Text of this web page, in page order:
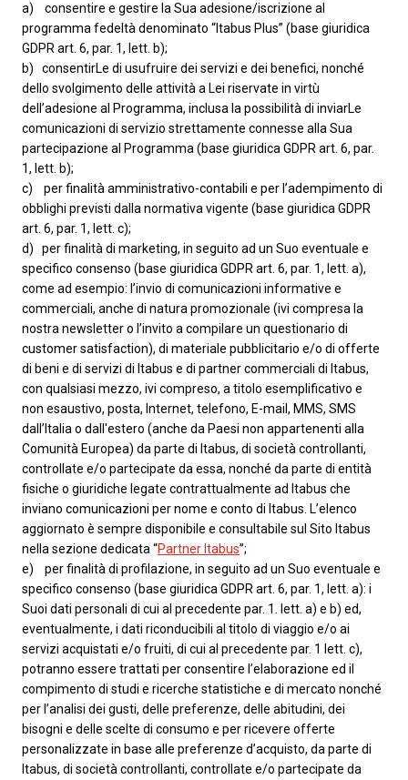
a) consentire e gestire la Sua adesione/iscrizione al
programma fedeltà denominato “Itabus Plus” (base giuridica
GDPR art. 6, par. 1, lett. b);
b) consentirLe di usufruire dei servizi e dei benefici, nonché
dello svolgimento delle attività a Lei riservate in virtù
dell’adesione al Programma, inclusa la possibilità di inviarLe
comunicazioni di servizio strettamente connesse alla Sua
partecipazione al Programma (base giuridica GDPR art. 6, par.
1, lett. b);
c) per finalità amministrativo-contabili e per l’adempimento di
obblighi previsti dalla normativa vigente (base giuridica GDPR
art. 6, par. 1, lett. c);
d) per finalità di marketing, in seguito ad un Suo eventuale e
specifico consenso (base giuridica GDPR art. 6, par. 1, lett. a),
come ad esempio: l’invio di comunicazioni informative e
commerciali, anche di natura promozionale (ivi compresa la
nostra newsletter o l’invito a compilare un questionario di
customer satisfaction), di materiale pubblicitario e/o di offerte
di beni e di servizi di Itabus e di partner commerciali di Itabus,
con qualsiasi mezzo, ivi compreso, a titolo esemplificativo e
non esaustivo, posta, Internet, telefono, E-mail, MMS, SMS
dall’Italia o dall'estero (anche da Paesi non appartenenti alla
Comunità Europea) da parte di Itabus, di società controllanti,
controllate e/o partecipate da essa, nonché da parte di entità
fisiche o giuridiche legate contrattualmente ad Itabus che
inviano comunicazioni per nome e conto di Itabus. L’elenco
aggiornato è sempre disponibile e consultabile sul Sito Itabus
nella sezione dedicata “Partner Itabus”;
e) per finalità di profilazione, in seguito ad un Suo eventuale e
specifico consenso (base giuridica GDPR art. 6, par. 1, lett. a): i
Suoi dati personali di cui al precedente par. 1. lett. a) e b) ed,
eventualmente, i dati riconducibili al titolo di viaggio e/o ai
servizi acquistati e/o fruiti, di cui al precedente par. 1 lett. c),
potranno essere trattati per consentire l’elaborazione ed il
compimento di studi e ricerche statistiche e di mercato nonché
per l’analisi dei gusti, delle preferenze, delle abitudini, dei
bisogni e delle scelte di consumo e per ricevere offerte
personalizzate in base alle preferenze d’acquisto, da parte di
Itabus, di società controllanti, controllate e/o partecipate da